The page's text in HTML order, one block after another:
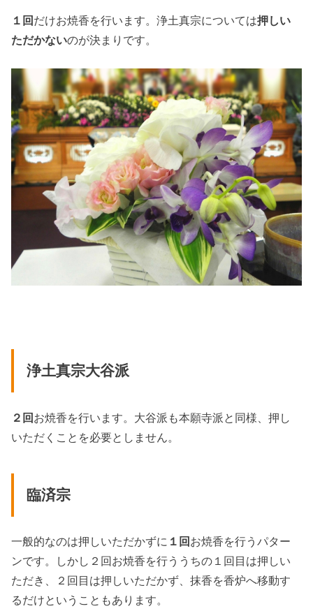
１回 だけお焼香を行います。浄土真宗については押しい
ただかないのが決まりです。
浄土真宗大谷派
２回 お焼香を行います。大谷派も本願寺派と同様、押し
いただくことを必要としません。
臨済宗
一般的なのは押しいただかずに １回 お焼香を行うパター
ンです。しかし２回お焼香を行ううちの１回目は押しい
ただき、２回目は押しいただかず、抹香を香炉へ移動す
るだけということもあります。